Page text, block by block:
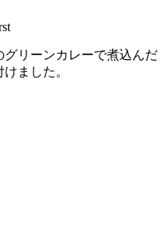
リーンカレーで煮込んだ
ました。